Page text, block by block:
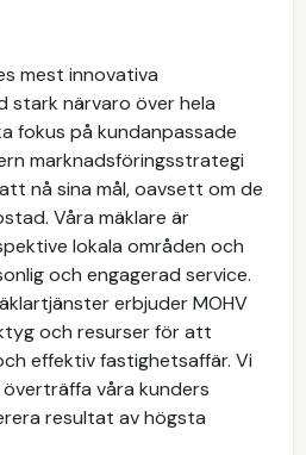
mest innovativa
stark närvaro över hela
fokus på kundanpassade
marknadsföringsstrategi
nå sina mål, oavsett om de
Våra mäklare är
lokala områden och
och engagerad service.
erbjuder MOHV
och resurser för att
effektiv fastighetsaffär. Vi
våra kunders
resultat av högsta